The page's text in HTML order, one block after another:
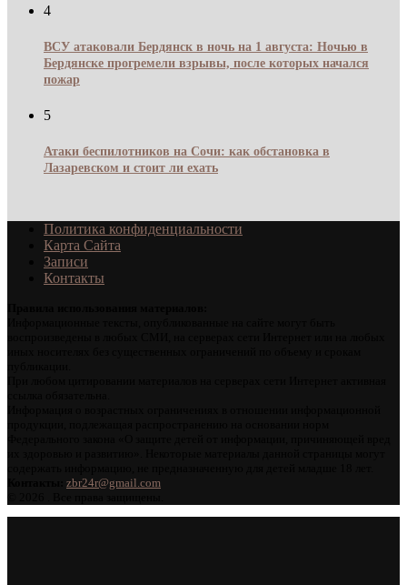
4
ВСУ атаковали Бердянск в ночь на 1 августа: Ночью в
Бердянске прогремели взрывы, после которых начался
пожар
5
Атаки беспилотников на Сочи: как обстановка в
Лазаревском и стоит ли ехать
Политика конфиденциальности
Карта Сайта
Записи
Контакты
zbr24r@gmail.com